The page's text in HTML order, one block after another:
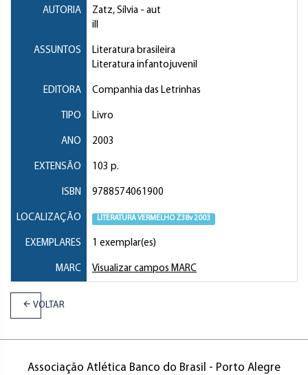
AUTORIA Zatz, Sílvia - aut
ill
ASSUNTOS
Literatura brasileira
Literatura infantojuvenil
EDITORA Companhia das Letrinhas
TIPO Livro
ANO 2003
EXTENSÃO 103 p.
ISBN 9788574061900
LOCALIZAÇÃO LITERATURA VERMELHO Z38v 2003
EXEMPLARES 1 exemplar(es)
MARC Visualizar campos MARC
VOLTAR
Associação Atlética Banco do Brasil - Porto Alegre